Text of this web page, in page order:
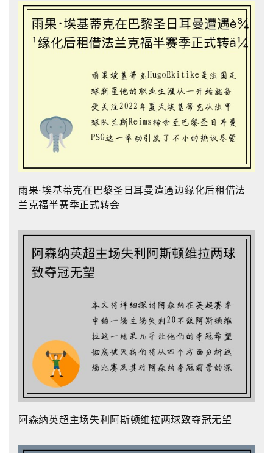
雨果·埃基蒂克在巴黎圣日耳曼遭遇边缘化后租借法
兰克福半赛季正式转会
阿森纳英超主场失利阿斯顿维拉两球致夺冠无望